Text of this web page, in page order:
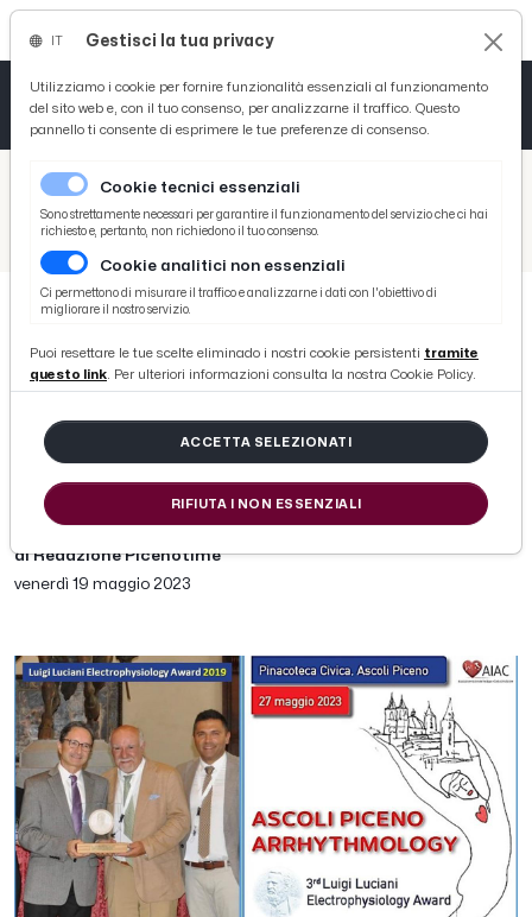
/ Picenotime
/ Comunicati Stampa
La Cardiologia di Ascoli Piceno premia migliori aritmologici. 3ª edizione del 'Luigi Luciani Electrophysiology Award'
La Cardiologia di Ascoli Piceno
premia migliori aritmologici. 3ª
edizione del 'Luigi Luciani
Electrophysiology Award'
di Redazione Picenotime
venerdì 19 maggio 2023
Gestisci la tua privacy
Utilizziamo i cookie per fornire funzionalità essenziali al funzionamento
del sito web e, con il tuo consenso, per analizzarne il traffico. Questo
pannello ti consente di esprimere le tue preferenze di consenso.
Cookie tecnici essenziali
Sono strettamente necessari per garantire il funzionamento del servizio che ci hai
richiesto e, pertanto, non richiedono il tuo consenso.
Cookie analitici non essenziali
Ci permettono di misurare il traffico e analizzarne i dati con l'obiettivo di
migliorare il nostro servizio.
Puoi resettare le tue scelte eliminado i nostri cookie persistenti tramite
questo link. Per ulteriori informazioni consulta la nostra Cookie Policy.
ACCETTA SELEZIONATI
RIFIUTA I NON ESSENZIALI
Tutto News
Tutto Sport
Basket
Ciclismo
Tutto Curiosità